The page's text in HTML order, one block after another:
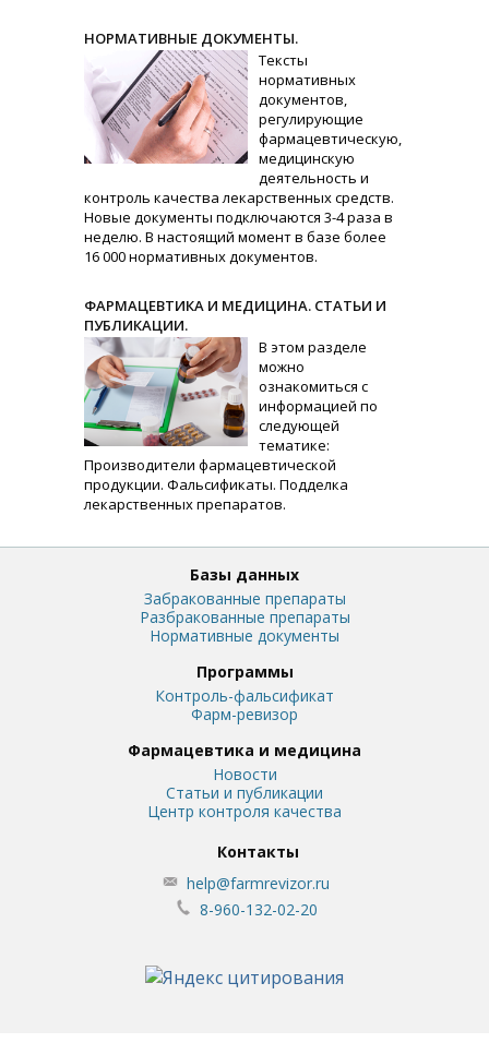
НОРМАТИВНЫЕ ДОКУМЕНТЫ.
Тексты
нормативных
документов,
регулирующие
фармацевтическую,
медицинскую
деятельность и
контроль качества лекарственных средств.
Новые документы подключаются 3-4 раза в
неделю. В настоящий момент в базе более
16 000 нормативных документов.
ФАРМАЦЕВТИКА И МЕДИЦИНА. СТАТЬИ И
ПУБЛИКАЦИИ.
В этом разделе
можно
ознакомиться с
информацией по
следующей
тематике:
Производители фармацевтической
продукции. Фальсификаты. Подделка
лекарственных препаратов.
Базы данных
Забракованные препараты
Разбракованные препараты
Нормативные документы
Программы
Контроль-фальсификат
Фарм-ревизор
Фармацевтика и медицина
Новости
Статьи и публикации
Центр контроля качества
Контакты
help@farmrevizor.ru
8-960-132-02-20